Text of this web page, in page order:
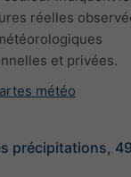
réelles
et privées.
météo
précipitations,